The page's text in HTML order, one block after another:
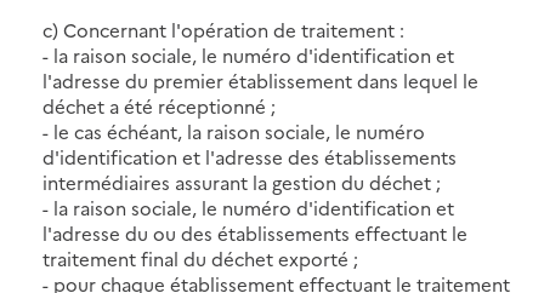
c) Concernant l'opération de traitement :
- la raison sociale, le numéro d'identification et
l'adresse du premier établissement dans lequel le
déchet a été réceptionné ;
- le cas échéant, la raison sociale, le numéro
d'identification et l'adresse des établissements
intermédiaires assurant la gestion du déchet ;
- la raison sociale, le numéro d'identification et
l'adresse du ou des établissements effectuant le
traitement final du déchet exporté ;
- pour chaque établissement effectuant le traitement